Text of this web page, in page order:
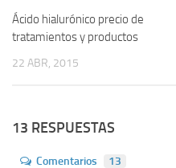
Ácido hialurónico precio de
tratamientos y productos
22 ABR, 2015
13 RESPUESTAS
Comentarios 13